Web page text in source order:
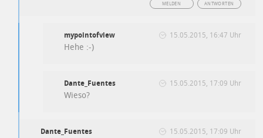
ANTWORTEN
MELDEN
mypointofview 15.05.2015, 16:47 Uhr
Hehe :-)
Dante_Fuentes 15.05.2015, 17:09 Uhr
Wieso?
Dante_Fuentes 15.05.2015, 17:09 Uhr